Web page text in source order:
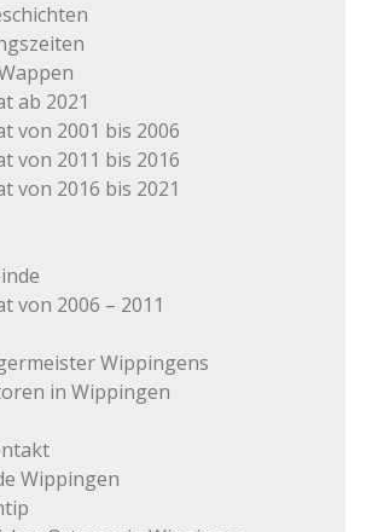
ab 2021
von 2001 bis 2006
von 2011 bis 2016
von 2016 bis 2021
von 2006 – 2011
Wippingens
in Wippingen
Wippingen